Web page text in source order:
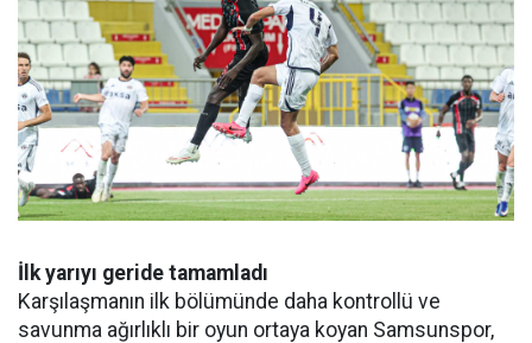
İlk yarıyı geride tamamladı
Karşılaşmanın ilk bölümünde daha kontrollü ve
savunma ağırlıklı bir oyun ortaya koyan Samsunspor,